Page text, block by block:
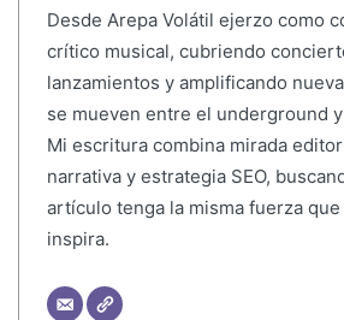
Desde Arepa Volátil ejerzo como
crítico musical, cubriendo
lanzamientos y amplificando
se mueven entre el underground
Mi escritura combina mirada
narrativa y estrategia SEO,
artículo tenga la misma fuerza
inspira.